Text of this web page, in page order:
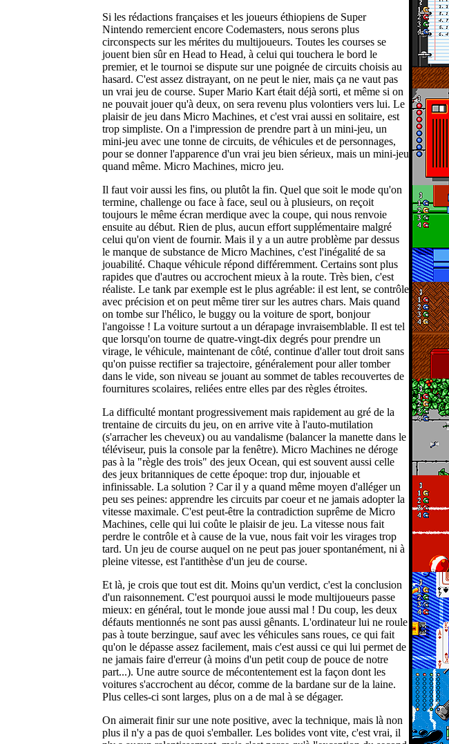
Si les rédactions françaises et les joueurs éthiopiens de Super
Nintendo remercient encore Codemasters, nous serons plus
circonspects sur les mérites du multijoueurs. Toutes les courses se
jouent bien sûr en Head to Head, à celui qui touchera le bord le
premier, et le tournoi se dispute sur une poignée de circuits choisis au
hasard. C'est assez distrayant, on ne peut le nier, mais ça ne vaut pas
un vrai jeu de course. Super Mario Kart était déjà sorti, et même si on
ne pouvait jouer qu'à deux, on sera revenu plus volontiers vers lui. Le
plaisir de jeu dans Micro Machines, et c'est vrai aussi en solitaire, est
trop simpliste. On a l'impression de prendre part à un mini-jeu, un
mini-jeu avec une tonne de circuits, de véhicules et de personnages,
pour se donner l'apparence d'un vrai jeu bien sérieux, mais un mini-jeu
quand même. Micro Machines, micro jeu.
Il faut voir aussi les fins, ou plutôt la fin. Quel que soit le mode qu'on
termine, challenge ou face à face, seul ou à plusieurs, on reçoit
toujours le même écran merdique avec la coupe, qui nous renvoie
ensuite au début. Rien de plus, aucun effort supplémentaire malgré
celui qu'on vient de fournir. Mais il y a un autre problème par dessus
le manque de substance de Micro Machines, c'est l'inégalité de sa
jouabilité. Chaque véhicule répond différemment. Certains sont plus
rapides que d'autres ou accrochent mieux à la route. Très bien, c'est
réaliste. Le tank par exemple est le plus agréable: il est lent, se contrôle
avec précision et on peut même tirer sur les autres chars. Mais quand
on tombe sur l'hélico, le buggy ou la voiture de sport, bonjour
l'angoisse ! La voiture surtout a un dérapage invraisemblable. Il est tel
que lorsqu'on tourne de quatre-vingt-dix degrés pour prendre un
virage, le véhicule, maintenant de côté, continue d'aller tout droit sans
qu'on puisse rectifier sa trajectoire, généralement pour aller tomber
dans le vide, son niveau se jouant au sommet de tables recouvertes de
fournitures scolaires, reliées entre elles par des règles étroites.
La difficulté montant progressivement mais rapidement au gré de la
trentaine de circuits du jeu, on en arrive vite à l'auto-mutilation
(s'arracher les cheveux) ou au vandalisme (balancer la manette dans le
téléviseur, puis la console par la fenêtre). Micro Machines ne déroge
pas à la "règle des trois" des jeux Ocean, qui est souvent aussi celle
des jeux britanniques de cette époque: trop dur, injouable et
infinissable. La solution ? Car il y a quand même moyen d'alléger un
peu ses peines: apprendre les circuits par coeur et ne jamais adopter la
vitesse maximale. C'est peut-être la contradiction suprême de Micro
Machines, celle qui lui coûte le plaisir de jeu. La vitesse nous fait
perdre le contrôle et à cause de la vue, nous fait voir les virages trop
tard. Un jeu de course auquel on ne peut pas jouer spontanément, ni à
pleine vitesse, est l'antithèse d'un jeu de course.
Et là, je crois que tout est dit. Moins qu'un verdict, c'est la conclusion
d'un raisonnement. C'est pourquoi aussi le mode multijoueurs passe
mieux: en général, tout le monde joue aussi mal ! Du coup, les deux
défauts mentionnés ne sont pas aussi gênants. L'ordinateur lui ne roule
pas à toute berzingue, sauf avec les véhicules sans roues, ce qui fait
qu'on le dépasse assez facilement, mais c'est aussi ce qui lui permet de
ne jamais faire d'erreur (à moins d'un petit coup de pouce de notre
part...). Une autre source de mécontentement est la façon dont les
voitures s'accrochent au décor, comme de la bardane sur de la laine.
Plus celles-ci sont larges, plus on a de mal à se dégager.
On aimerait finir sur une note positive, avec la technique, mais là non
plus il n'y a pas de quoi s'emballer. Les bolides vont vite, c'est vrai, il